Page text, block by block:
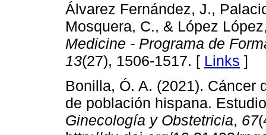
Álvarez Fernández, J.,
Mosquera, C., & López
Medicine - Programa de
13(27), 1506-1517. [ Links ]
Bonilla, Ó. A. (2021). Cáncer
de población hispana.
Ginecología y Obstetricia, 67